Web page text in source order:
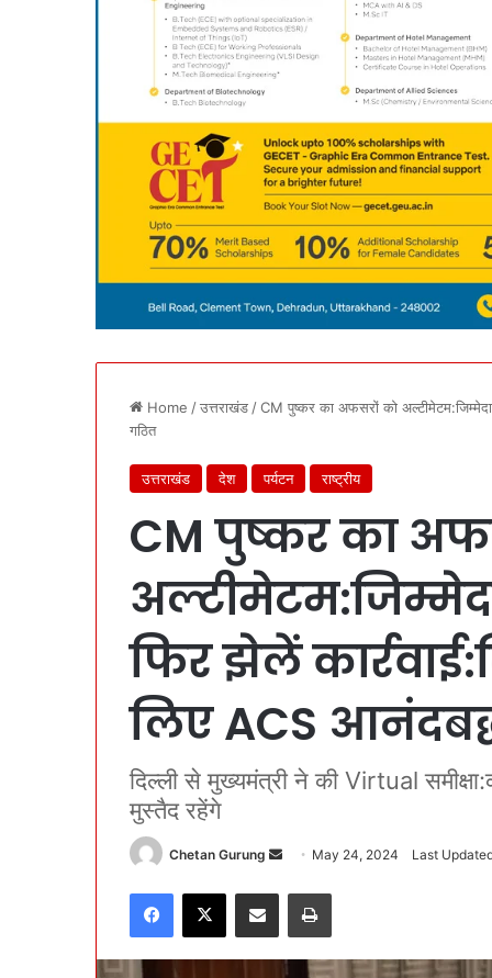
Home /उत्तराखंड /CM पुष्कर का अफसरों को
गठित
उत्तराखंड देश पर्यटन राष्ट्रीय
CM पुष्कर का
फिर झेलें
लिए ACS
दिल्ली से मुख्यमंत्री ने की Virtual
मुस्तैद रहेंगे
Chetan Gurung
d
a
May 24, 2024 Last